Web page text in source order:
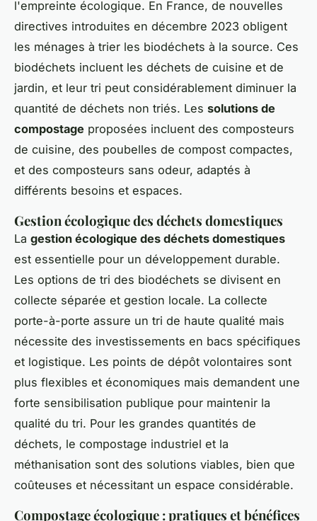
l'empreinte écologique. En France, de nouvelles
directives introduites en décembre 2023 obligent
les ménages à trier les biodéchets à la source. Ces
biodéchets incluent les déchets de cuisine et de
jardin, et leur tri peut considérablement diminuer la
quantité de déchets non triés. Les solutions de
compostage proposées incluent des composteurs
de cuisine, des poubelles de compost compactes,
et des composteurs sans odeur, adaptés à
différents besoins et espaces.
Gestion écologique des déchets domestiques
La gestion écologique des déchets domestiques
est essentielle pour un développement durable.
Les options de tri des biodéchets se divisent en
collecte séparée et gestion locale. La collecte
porte-à-porte assure un tri de haute qualité mais
nécessite des investissements en bacs spécifiques
et logistique. Les points de dépôt volontaires sont
plus flexibles et économiques mais demandent une
forte sensibilisation publique pour maintenir la
qualité du tri. Pour les grandes quantités de
déchets, le compostage industriel et la
méthanisation sont des solutions viables, bien que
coûteuses et nécessitant un espace considérable.
Compostage écologique : pratiques et bénéfices